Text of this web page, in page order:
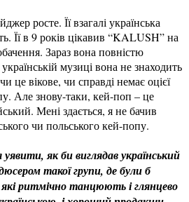
росте. Її взагалі українська
Її в 9 років цікавив “KALUSH” на
Зараз вона повністю
музиці вона не знаходить
це вікове, чи справді немає оцієї
Але знову-таки, кей-поп – це
Мені здається, я не бачив
чи польського кей-попу.
як би виглядав український
такої групи, де були б
ритмічно танцюють і глянцево